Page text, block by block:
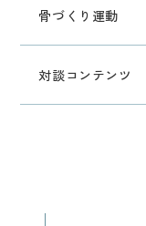
骨づくり運動
対談コンテンツ